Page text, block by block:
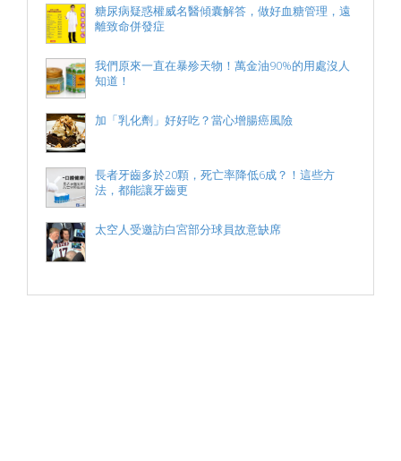
糖尿病疑惑權威名醫傾囊解答，做好血糖管理，遠
離致命併發症
我們原來一直在暴殄天物！萬金油90%的用處沒人
知道！
加「乳化劑」好好吃？當心增腸癌風險
長者牙齒多於20顆，死亡率降低6成？！這些方
法，都能讓牙齒更
太空人受邀訪白宮部分球員故意缺席